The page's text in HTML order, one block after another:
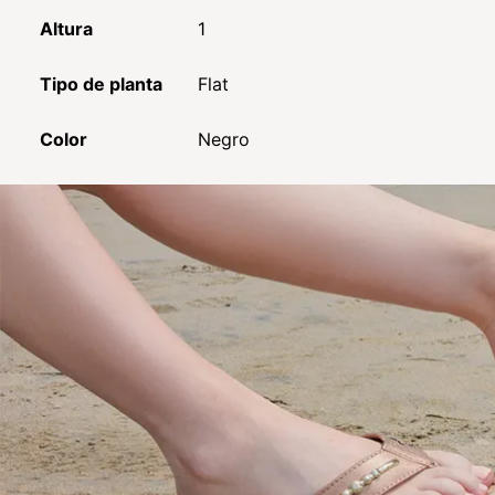
Altura 1
Tipo de planta Flat
Color Negro